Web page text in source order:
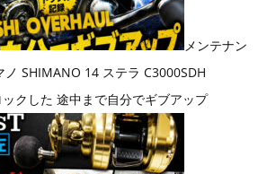
メンテナン
SHIMANO 14 ステラ C3000SDH
クした 途中まで自分でギブアップ